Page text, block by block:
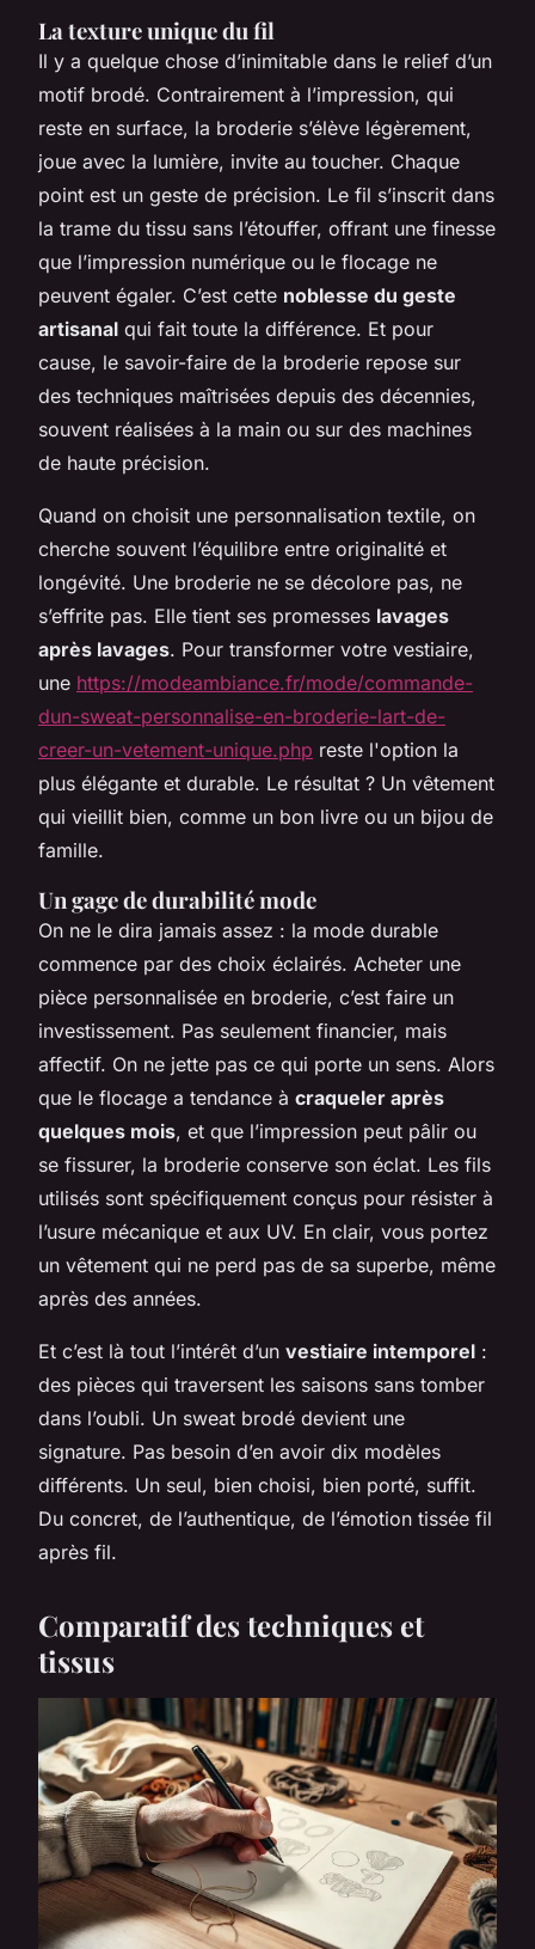
La texture unique du fil
Il y a quelque chose d’inimitable dans le relief d’un
motif brodé. Contrairement à l’impression, qui
reste en surface, la broderie s’élève légèrement,
joue avec la lumière, invite au toucher. Chaque
point est un geste de précision. Le fil s’inscrit dans
la trame du tissu sans l’étouffer, offrant une finesse
que l’impression numérique ou le flocage ne
peuvent égaler. C’est cette noblesse du geste
artisanal qui fait toute la différence. Et pour
cause, le savoir-faire de la broderie repose sur
des techniques maîtrisées depuis des décennies,
souvent réalisées à la main ou sur des machines
de haute précision.
Quand on choisit une personnalisation textile, on
cherche souvent l’équilibre entre originalité et
longévité. Une broderie ne se décolore pas, ne
s’effrite pas. Elle tient ses promesses lavages
après lavages. Pour transformer votre vestiaire,
une https://modeambiance.fr/mode/commande-
dun-sweat-personnalise-en-broderie-lart-de-
creer-un-vetement-unique.php reste l'option la
plus élégante et durable. Le résultat ? Un vêtement
qui vieillit bien, comme un bon livre ou un bijou de
famille.
Un gage de durabilité mode
On ne le dira jamais assez : la mode durable
commence par des choix éclairés. Acheter une
pièce personnalisée en broderie, c’est faire un
investissement. Pas seulement financier, mais
affectif. On ne jette pas ce qui porte un sens. Alors
que le flocage a tendance à craqueler après
quelques mois, et que l’impression peut pâlir ou
se fissurer, la broderie conserve son éclat. Les fils
utilisés sont spécifiquement conçus pour résister à
l’usure mécanique et aux UV. En clair, vous portez
un vêtement qui ne perd pas de sa superbe, même
après des années.
Et c’est là tout l’intérêt d’un vestiaire intemporel :
des pièces qui traversent les saisons sans tomber
dans l’oubli. Un sweat brodé devient une
signature. Pas besoin d’en avoir dix modèles
différents. Un seul, bien choisi, bien porté, suffit.
Du concret, de l’authentique, de l’émotion tissée fil
après fil.
Comparatif des techniques et
tissus